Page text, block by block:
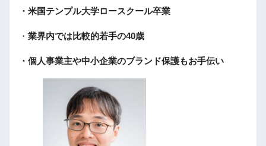
・米国テンプル大学ロースクール卒業
・ 業界内では比較的若手の40歳
・個人事業主や中小企業のブランド保護もお手伝い